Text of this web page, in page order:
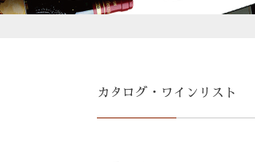
カタログ・ワインリスト